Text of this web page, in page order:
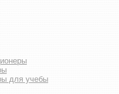
для учебы